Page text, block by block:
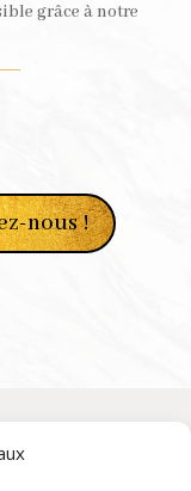
grâce à notre
nous !